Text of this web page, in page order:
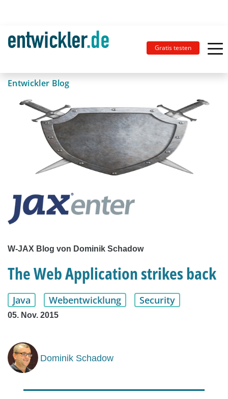
Gratis testen
Entwickler Blog
W-JAX Blog von Dominik Schadow
The Web Application strikes back
Java Webentwicklung Security
05. Nov. 2015
Dominik Schadow